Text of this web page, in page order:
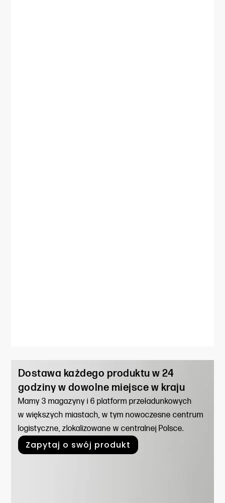
Dostawa każdego produktu w 24
godziny w dowolne miejsce w kraju
Mamy 3 magazyny i 6 platform przeładunkowych
w większych miastach, w tym nowoczesne centrum
logistyczne, zlokalizowane w centralnej Polsce.
Zapytaj o swój produkt